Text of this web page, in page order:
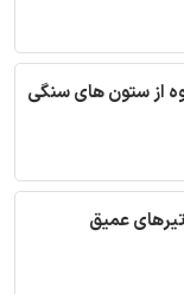
از ستون های سنگی
تیرهای عمیق